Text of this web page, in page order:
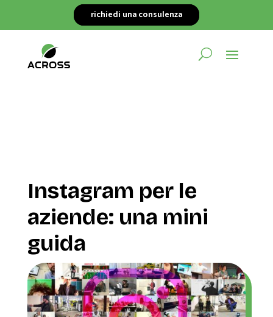
richiedi una consulenza
Instagram per le
aziende: una mini
guida